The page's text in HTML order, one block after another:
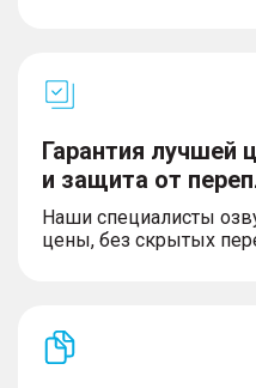
Гарантия лучшей
и защита от
Наши специалисты
цены, без скрытых